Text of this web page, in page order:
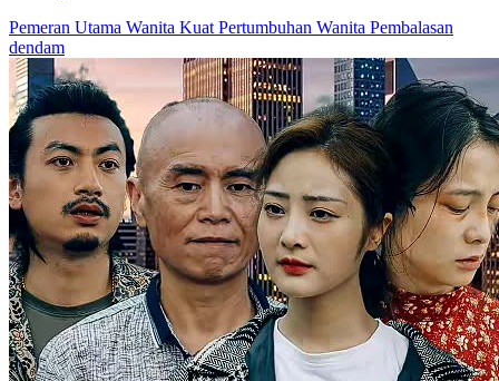
Pemeran Utama Wanita Kuat Pertumbuhan Wanita Pembalasan
dendam